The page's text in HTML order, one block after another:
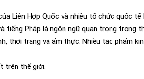
Liên Hợp Quốc và nhiều tổ chức quốc tế
tiếng Pháp là ngôn ngữ quan trọng trong
thời trang và ẩm thực. Nhiều tác phẩm
trên thế giới.